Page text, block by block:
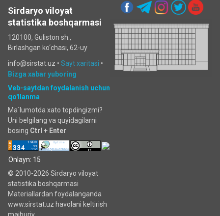
Sirdaryo viloyat
statistika boshqarmasi
120100, Guliston sh.,
Birlashgan ko‘chаsi, 62-uy
info@sirstat.uz • Sayt xaritasi •
Bizga xabar yuboring
Veb-saytdan foydalanish uchun
qo'llanma
Ma`lumotda xato topdingizmi?
Uni belgilang va quyidagilarni
bosing Ctrl + Enter
Onlayn: 15
© 2010-2026 Sirdaryo viloyat
statistika boshqarmasi
Materiallardan foydalanganda
www.sirstat.uz havolani keltirish